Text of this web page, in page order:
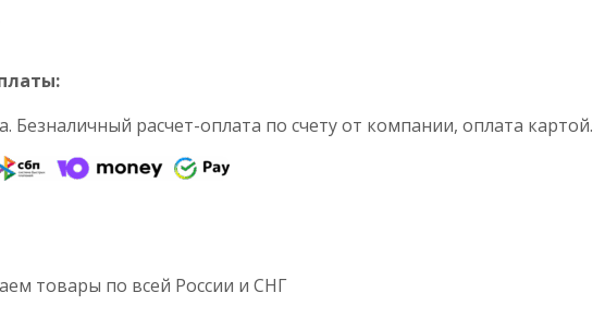
Безналичный расчет-оплата по счету от компании, оплата картой.
товары по всей России и СНГ